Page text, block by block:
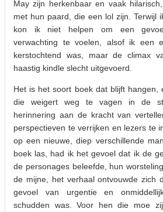
May zijn herkenbaar en vaak
met hun paard, die een lol zijn. Terwijl
kon ik niet helpen om een
verwachting te voelen, alsof ik een
kerstochtend was, maar de climax
haastig kindle slecht uitgevoerd.
Het is het soort boek dat blijft hangen,
die weigert weg te vagen in de
herinnering aan de kracht van
perspectieven te verrijken en lezers te
op een nieuwe, diep verschillende
boek las, had ik het gevoel dat ik de
de personages beleefde, hun
de mijne, het verhaal ontvouwde zich
gevoel van urgentie en
schudden was. Voor hen die moe